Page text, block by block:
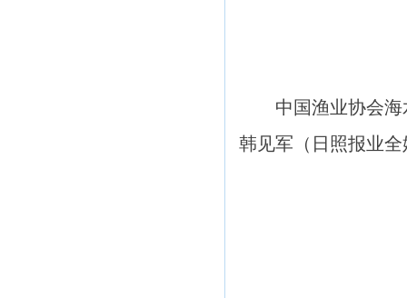
中国渔业协会
韩见军（日照报业